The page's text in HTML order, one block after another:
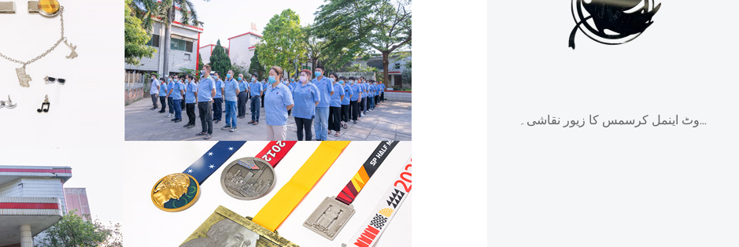
چھٹیوں کی سجاوٹ اینمل کرسمس کا زیور نقاشی۔